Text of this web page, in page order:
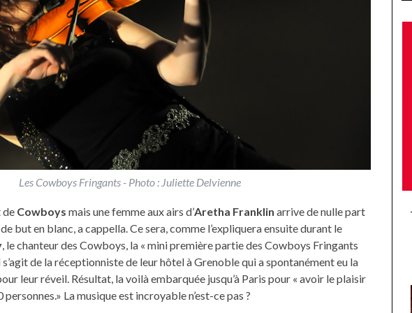
Les Cowboys Fringants - Photo : Juliette Delvienne
de Cowboys mais une femme aux airs d’Aretha Franklin arrive de nulle part
but en blanc, a cappella. Ce sera, comme l’expliquera ensuite durant le
, le chanteur des Cowboys, la « mini première partie des Cowboys Fringants
de la réceptionniste de leur hôtel à Grenoble qui a spontanément eu la
leur réveil. Résultat, la voilà embarquée jusqu’à Paris pour « avoir le plaisir
La musique est incroyable n’est-ce pas ?